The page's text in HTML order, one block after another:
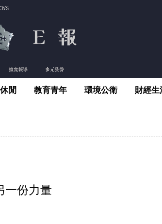
閒 教育青年 環境公衛 財經生
份力量